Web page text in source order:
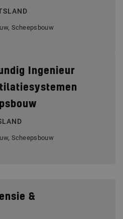
Scheepsbouw
Ingenieur
Scheepsbouw
&